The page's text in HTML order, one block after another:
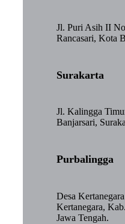
Jl. Puri Asih II
Rancasari, Kota
Surakarta
Jl. Kalingga
Banjarsari,
Purbalingga
Desa
Kertanegara,
Jawa Tengah.